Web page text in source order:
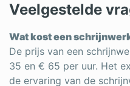
Veelgestelde
Wat kost een
De prijs van een
35 en € 65 per uur. Het
de ervaring van de